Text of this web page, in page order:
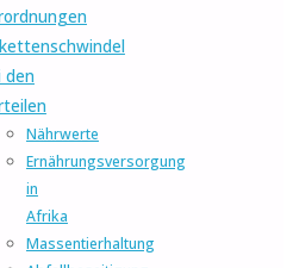
den
Nährwerte
Ernährungsversorgung
in
Afrika
Massentierhaltung